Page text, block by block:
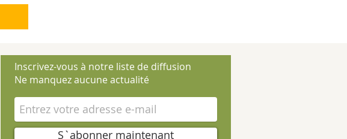
Inscrivez-vous à notre liste de diffusion
Ne manquez aucune actualité
S`abonner maintenant